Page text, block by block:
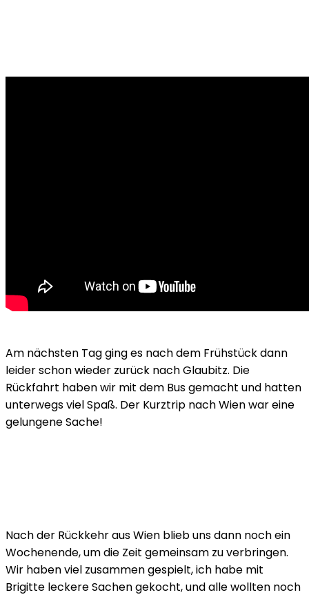
Am nächsten Tag ging es nach dem Frühstück dann
leider schon wieder zurück nach Glaubitz. Die
Rückfahrt haben wir mit dem Bus gemacht und hatten
unterwegs viel Spaß. Der Kurztrip nach Wien war eine
gelungene Sache!
Nach der Rückkehr aus Wien blieb uns dann noch ein
Wochenende, um die Zeit gemeinsam zu verbringen.
Wir haben viel zusammen gespielt, ich habe mit
Brigitte leckere Sachen gekocht, und alle wollten noch